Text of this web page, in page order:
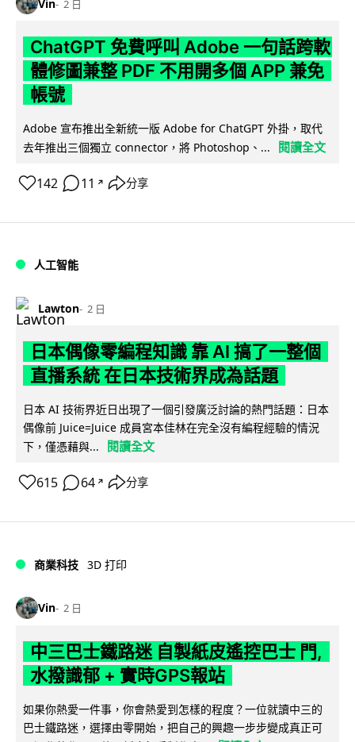
Vin 2 日
ChatGPT 免費呼叫 Adobe 一句話跨軟
體修圖兼整 PDF 不用開多個 APP 兼免
帳號
Adobe 宣布推出全新統一版 Adobe for ChatGPT 外掛，取代
去年推出三個獨立 connector，將 Photoshop、...
閱讀全文
142 11 ↗ 分享
人工智能
Lawton 2 日
日本偶像零編程知識 靠 AI 搞了一整個
直播系統 在日本技術界成為話題
日本 AI 技術界近日出現了一個引發廣泛討論的熱門話題：日本
偶像前 Juice=Juice 成員宮本佳林在完全沒有編程經驗的情況
下，僅憑藉與...
閱讀全文
615 64 ↗ 分享
商業科技 3D 打印
Vin 2 日
中三巴士鐵路迷 自製紙皮遙控巴士 門,
水撥識郁 + 實時GPS報站
如果你熱愛一件事，你會熱愛到怎樣的程度？一位就讀中三的
巴士鐵路迷，選擇由零開始，把自己的興趣一步步變成真正可